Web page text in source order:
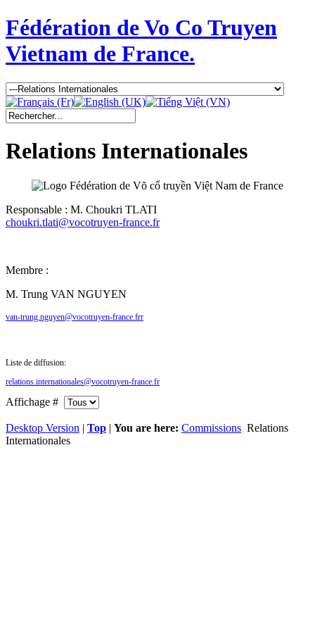
Fédération de Vo Co Truyen
Vietnam de France.
Relations Internationales
Responsable : M. Choukri TLATI
choukri.tlati@vocotruyen-france.fr
Membre :
M. Trung VAN NGUYEN
van-trung.nguyen@vocotruyen-france.frr
Liste de diffusion:
relations.internationales@vocotruyen-france.fr
Affichage #
Desktop Version | Top | You are here: Commissions Relations
Internationales